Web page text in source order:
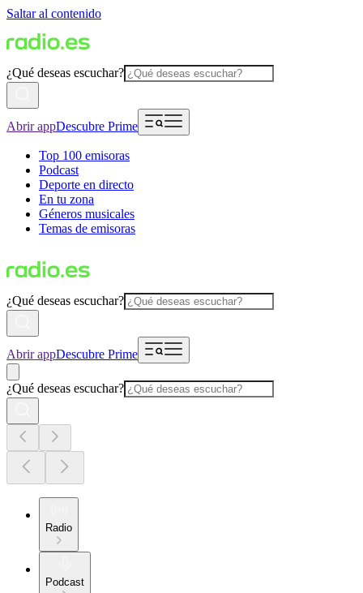
Saltar al contenido
¿Qué deseas escuchar?
Abrir appDescubre Prime
Top 100 emisoras
Podcast
Deporte en directo
En tu zona
Géneros musicales
Temas de emisoras
¿Qué deseas escuchar?
Abrir appDescubre Prime
¿Qué deseas escuchar?
Radio
Podcast